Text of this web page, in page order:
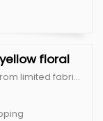
floral
Jumpsuit, made from limited fabric with good cutting size S : bust 34” waist 26” hip 38” size M : bust 36” waist 28” hip 40”